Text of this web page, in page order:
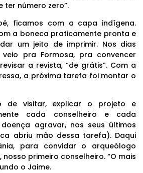
ter número zero”.
ficamos com a capa indígena.
a boneca praticamente pronta e
um jeito de imprimir. Nos dias
pra Formosa, pra convencer
a revista, “de grátis”. Com a
a próxima tarefa foi montar o
de visitar, explicar o projeto e
cada conselheiro e cada
agravar, nos seus últimos
abriu mão dessa tarefa). Daqui
para convidar o arqueólogo
primeiro conselheiro. “O mais
o Jaime.